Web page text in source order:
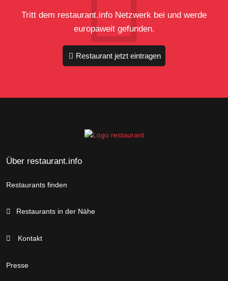
Tritt dem restaurant.info Netzwerk bei und werde
europaweit gefunden.
Restaurant jetzt eintragen
Über restaurant.info
Restaurants finden
Restaurants in der Nähe
Kontakt
Presse